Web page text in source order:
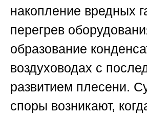
накопление вредных
перегрев
образование
воздуховодах с
развитием плесени.
споры возникают,